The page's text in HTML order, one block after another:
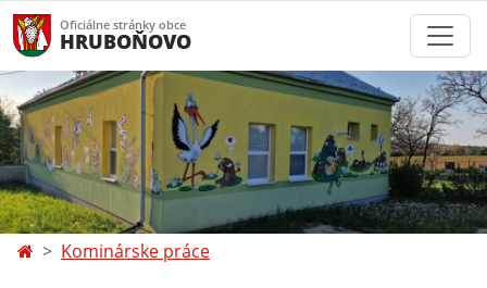
Oficiálne stránky obce
HRUBOŇOVO
Kominárske práce